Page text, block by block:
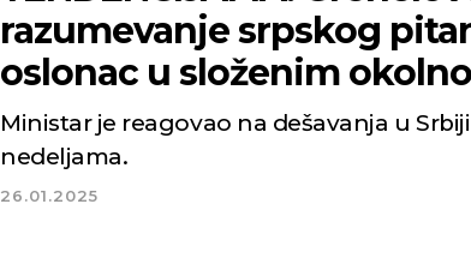
razumevanje srpskog
oslonac u složenim
Ministar je reagovao na dešavanja u
nedeljama.
26.01.2025